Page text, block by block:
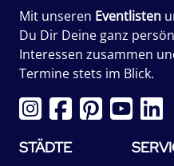
Mit unseren Eventlisten
Du Dir Deine ganz
Interessen zusammen
Termine stets im Blick.
STÄDTE